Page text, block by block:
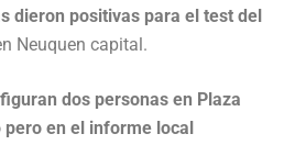
dieron positivas para el test del
Neuquen capital.
figuran dos personas en Plaza
pero en el informe local